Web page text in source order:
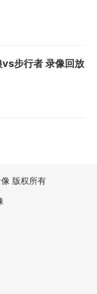
步行者 录像回放
版权所有